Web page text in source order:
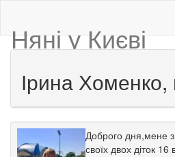
Няні у Києві
Ірина Хоменко,
Доброго дня,мене
своїх двох діток